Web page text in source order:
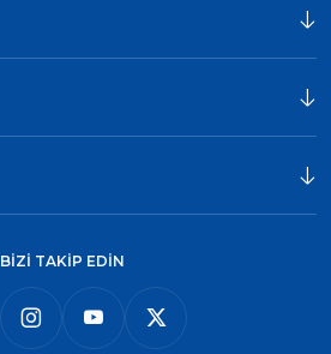
BİZİ TAKİP EDİN